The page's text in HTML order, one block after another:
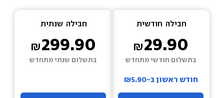
חבילה חודשית
29.90
בתשלום חודשי מתחדש
חודש ראשון ב-₪5.90
חבילה שנתית
299.90
בתשלום שנתי מתחדש